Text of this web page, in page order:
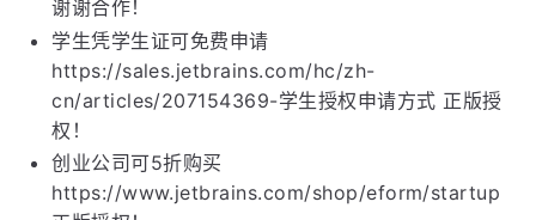
若资金允许，请点击
https://www.jetbrains.com/idea/buy/ 购买正版，
谢谢合作！
学生凭学生证可免费申请
https://sales.jetbrains.com/hc/zh-
cn/articles/207154369-学生授权申请方式 正版授
权！